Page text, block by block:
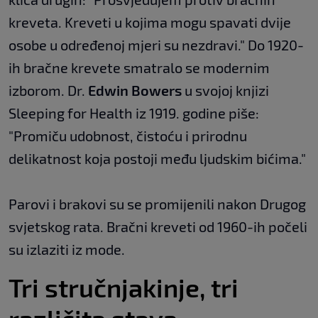
kreveta. Kreveti u kojima mogu spavati dvije
osobe u određenoj mjeri su nezdravi." Do 1920-
ih bračne krevete smatralo se modernim
izborom. Dr. Edwin Bowers u svojoj knjizi
Sleeping for Health iz 1919. godine piše:
"Promiču udobnost, čistoću i prirodnu
delikatnost koja postoji među ljudskim bićima."
Parovi i brakovi su se promijenili nakon Drugog
svjetskog rata. Bračni kreveti od 1960-ih počeli
su izlaziti iz mode.
Tri stručnjakinje, tri